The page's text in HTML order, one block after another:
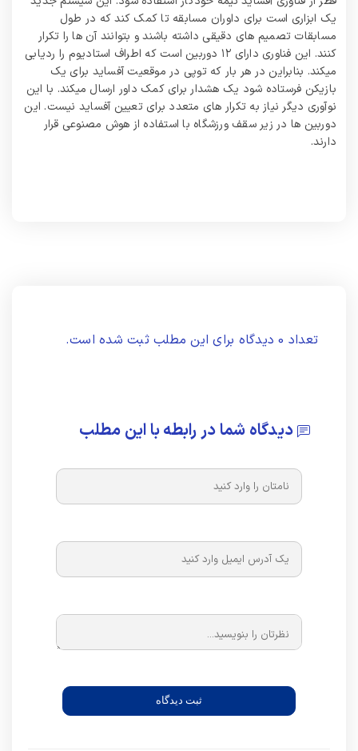
یک ابزاری است برای داوران مسابقه تا کمک کند که در طول
مسابقات تصمیم های دقیقی داشته باشند و بتوانند آن ها را تکرار
کنند. این فناوری دارای ۱۲ دوربین است که اطراف استادیوم را ردیابی
میکند. بنابراین در هر بار که توپی در موقعیت آفساید برای یک
بازیکن فرستاده شود یک هشدار برای کمک داور ارسال میکند. با این
نوآوری دیگر نیاز به تکرار های متعدد برای تعیین آفساید نیست. این
دوربین ها در زیر سقف ورزشگاه با استفاده از هوش مصنوعی قرار
دارند.
تعداد 0 دیدگاه برای این مطلب ثبت شده است.
دیدگاه شما در رابطه با این مطلب
ثبت دیدگاه